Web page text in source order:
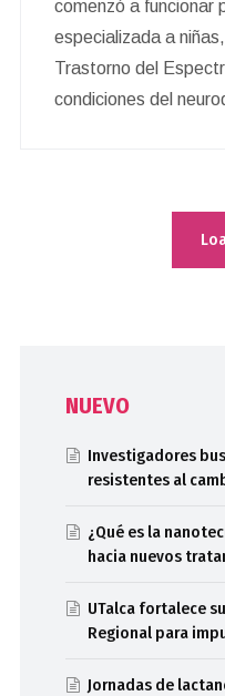
comenzó a funcionar
especializada a
Trastorno del
condiciones del
NUEVO
Investigadores
resistentes al
¿Qué es la
hacia nuevos
UTalca fortalece
Regional para
Jornadas de